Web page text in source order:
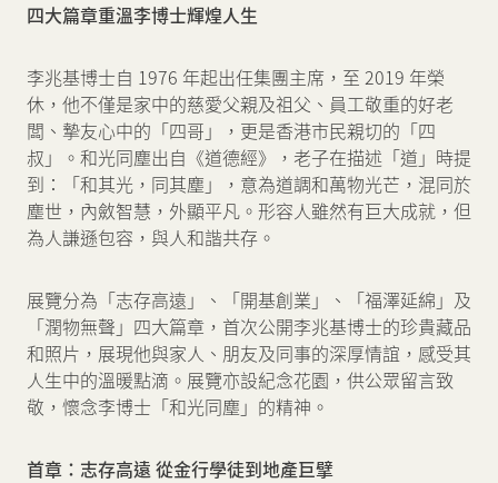
四大篇章重溫李博士輝煌人生
李兆基博士自 1976 年起出任集團主席，至 2019 年榮
休，他不僅是家中的慈愛父親及祖父、員工敬重的好老
闆、摯友心中的「四哥」，更是香港市民親切的「四
叔」。和光同塵出自《道德經》，老子在描述「道」時提
到：「和其光，同其塵」，意為道調和萬物光芒，混同於
塵世，內斂智慧，外顯平凡。形容人雖然有巨大成就，但
為人謙遜包容，與人和諧共存。
展覽分為「志存高遠」、「開基創業」、「福澤延綿」及
「潤物無聲」四大篇章，首次公開李兆基博士的珍貴藏品
和照片，展現他與家人、朋友及同事的深厚情誼，感受其
人生中的溫暖點滴。展覽亦設紀念花園，供公眾留言致
敬，懷念李博士「和光同塵」的精神。
首章：志存高遠 從金行學徒到地產巨擘